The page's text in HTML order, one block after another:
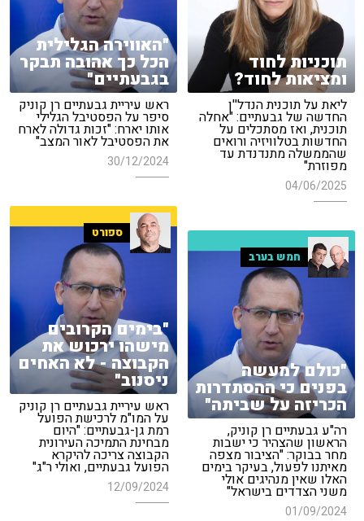
תוכניות לחוד
ומציאות לחוד?
ליאת על תוכנית הנדל''ן
החדשה של גבעתיים: "אחלה
תוכנית, ואז מסתכלים על
החדשות בטלוויזיה ורואים
שהממשלה מתנדנדת עד
מפוזרת"
04/06/2025
"האווירה הגלילית
הכל כך אהובה תבקר
בגבעתיים"
ראש עיריית גבעתיים רן קוניק
סיפר על הפסטיבל הגלילי
אותו יארח: "זכות גדולה לארח
את הפסטיבל לאור המצב"
30/12/2024
ספורט
"בימים הקרובים
מישהו ירכוש את
הקבוצה - לא האחים
ניסנוב"
ראש עיריית גבעתיים רן קוניק
על המו"מ לרכישת הפועל
רמת גן-גבעתיים: "היום
מבחינת התמיכה העירונית
הקבוצה צריכה להיקרא
הפועל גבעתיים, ואולי ר"ג"
12/09/2024
חמש בערב
"כולם למעשה
בפנים כי ההסתדרות
הכריזה על שביתה"
רה"ע גבעתיים רן קוניק,
הראשון שהצהיר כי ישבות
מחר בבוקר: "הציבור מצפה
מאיתנו לפעול, בעיקר בימים
האלו שאין מנהיגים אולי
משני הצדדים בישראל"
01/09/2024